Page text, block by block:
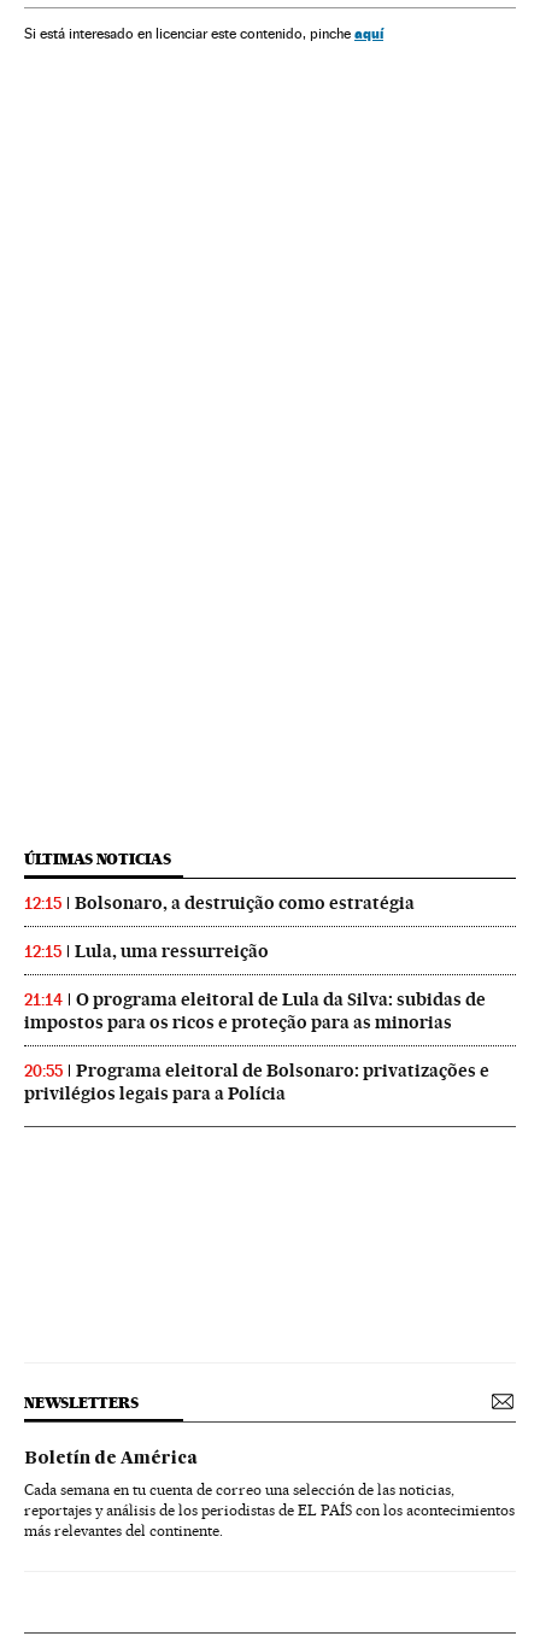
Acontecimentos Espanha Administração local
Si está interesado en licenciar este contenido, pinche aquí
ÚLTIMAS NOTICIAS
12:15 Bolsonaro, a destruição como estratégia
12:15 Lula, uma ressurreição
21:14
O programa eleitoral de Lula da Silva: subidas de
impostos para os ricos e proteção para as minorias
20:55
Programa eleitoral de Bolsonaro: privatizações e
privilégios legais para a Polícia
NEWSLETTERS
Boletín de América
Cada semana en tu cuenta de correo una selección de las noticias,
reportajes y análisis de los periodistas de EL PAÍS con los acontecimientos
más relevantes del continente.